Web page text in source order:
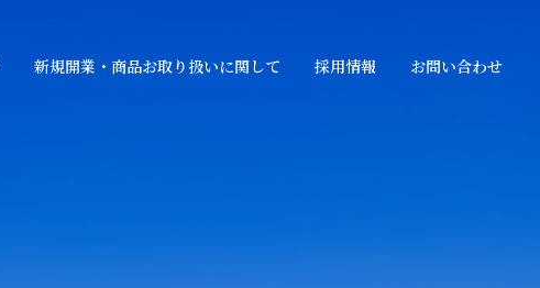
新規開業・商品お取り扱いに関して 採用情報 お問い合わせ